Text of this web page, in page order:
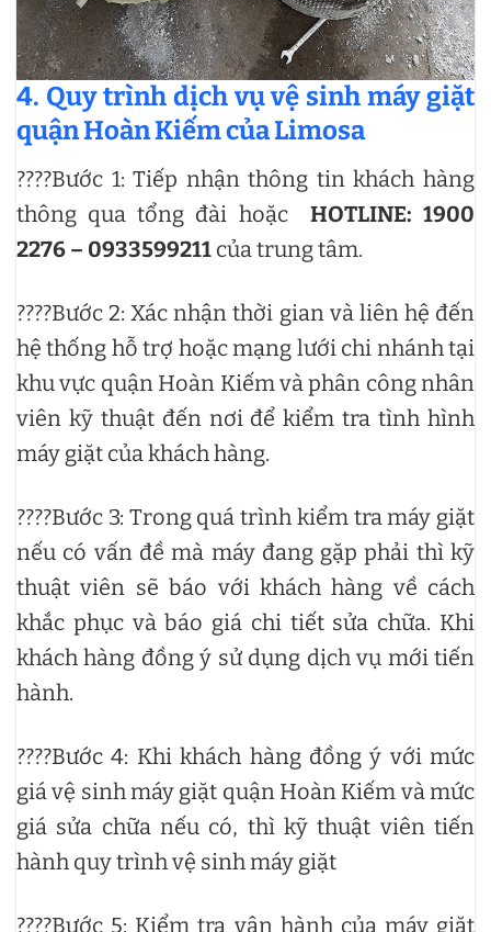
4. Quy trình dịch vụ vệ sinh máy giặt
quận Hoàn Kiếm của Limosa
????Bước 1: Tiếp nhận thông tin khách hàng
thông qua tổng đài hoặc HOTLINE: 1900
2276 – 0933599211 của trung tâm.
????Bước 2: Xác nhận thời gian và liên hệ đến
hệ thống hỗ trợ hoặc mạng lưới chi nhánh tại
khu vực quận Hoàn Kiếm và phân công nhân
viên kỹ thuật đến nơi để kiểm tra tình hình
máy giặt của khách hàng.
????Bước 3: Trong quá trình kiểm tra máy giặt
nếu có vấn đề mà máy đang gặp phải thì kỹ
thuật viên sẽ báo với khách hàng về cách
khắc phục và báo giá chi tiết sửa chữa. Khi
khách hàng đồng ý sử dụng dịch vụ mới tiến
hành.
????Bước 4: Khi khách hàng đồng ý với mức
giá vệ sinh máy giặt quận Hoàn Kiếm và mức
giá sửa chữa nếu có, thì kỹ thuật viên tiến
hành quy trình vệ sinh máy giặt
????Bước 5: Kiểm tra vận hành của máy giặt